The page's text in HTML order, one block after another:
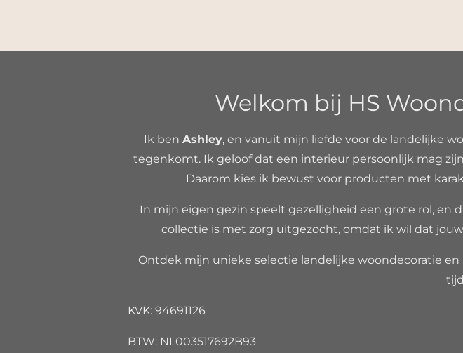
Welkom bij HS
Ik ben Ashley, en vanuit mijn liefde voor de landelijke
tegenkomt. Ik geloof dat een interieur persoonlijk mag
Daarom kies ik bewust voor producten met
In mijn eigen gezin speelt gezelligheid een grote rol, en
collectie is met zorg uitgezocht, omdat ik wil dat
Ontdek mijn unieke selectie landelijke woondecoratie
KVK: 94691126
BTW: NL003517692B93